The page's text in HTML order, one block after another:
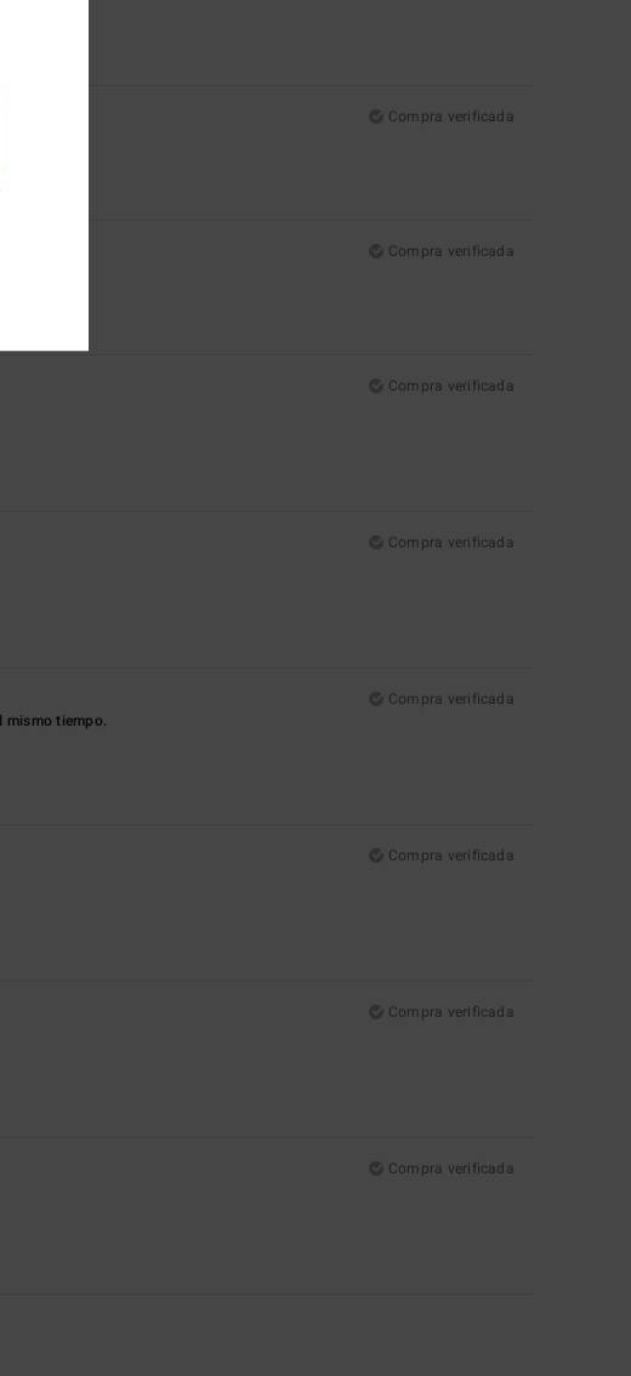
Compra verificada
Compra verificada
Compra verificada
Compra verificada
Compra verificada
mismo tiempo.
Compra verificada
Compra verificada
Compra verificada